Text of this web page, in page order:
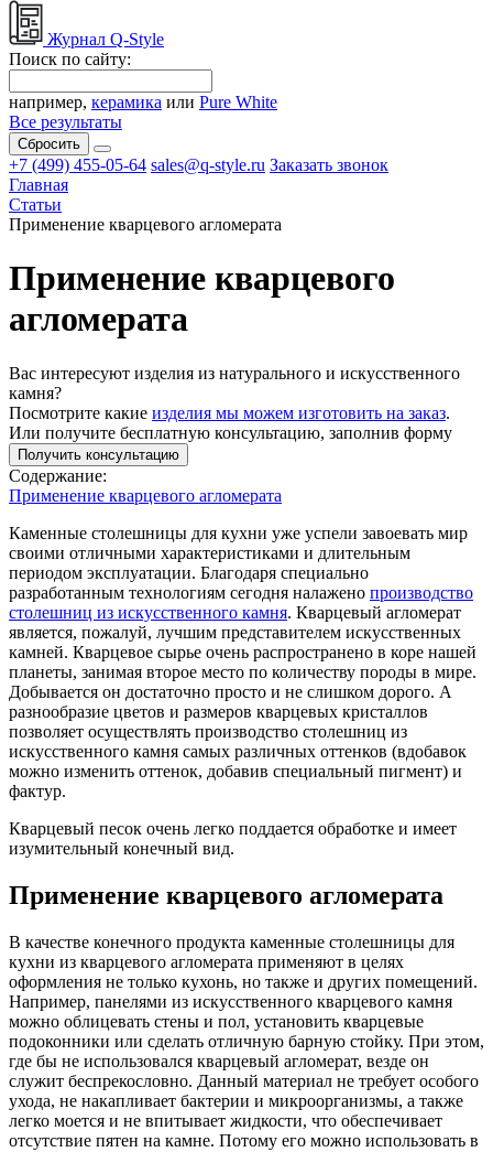
Журнал Q-Style
Поиск по сайту:
например, керамика или Pure White
Все результаты
Сбросить
+7 (499) 455-05-64 sales@q-style.ru Заказать звонок
Главная
Статьи
Применение кварцевого агломерата
Применение кварцевого
агломерата
Вас интересуют изделия из натурального и искусственного
камня?
Посмотрите какие изделия мы можем изготовить на заказ.
Или получите бесплатную консультацию, заполнив форму
Получить консультацию
Содержание:
Применение кварцевого агломерата
Каменные столешницы для кухни уже успели завоевать мир
своими отличными характеристиками и длительным
периодом эксплуатации. Благодаря специально
разработанным технологиям сегодня налажено производство
столешниц из искусственного камня. Кварцевый агломерат
является, пожалуй, лучшим представителем искусственных
камней. Кварцевое сырье очень распространено в коре нашей
планеты, занимая второе место по количеству породы в мире.
Добывается он достаточно просто и не слишком дорого. А
разнообразие цветов и размеров кварцевых кристаллов
позволяет осуществлять производство столешниц из
искусственного камня самых различных оттенков (вдобавок
можно изменить оттенок, добавив специальный пигмент) и
фактур.
Кварцевый песок очень легко поддается обработке и имеет
изумительный конечный вид.
Применение кварцевого агломерата
В качестве конечного продукта каменные столешницы для
кухни из кварцевого агломерата применяют в целях
оформления не только кухонь, но также и других помещений.
Например, панелями из искусственного кварцевого камня
можно облицевать стены и пол, установить кварцевые
подоконники или сделать отличную барную стойку. При этом,
где бы не использовался кварцевый агломерат, везде он
служит беспрекословно. Данный материал не требует особого
ухода, не накапливает бактерии и микроорганизмы, а также
легко моется и не впитывает жидкости, что обеспечивает
отсутствие пятен на камне. Потому его можно использовать в